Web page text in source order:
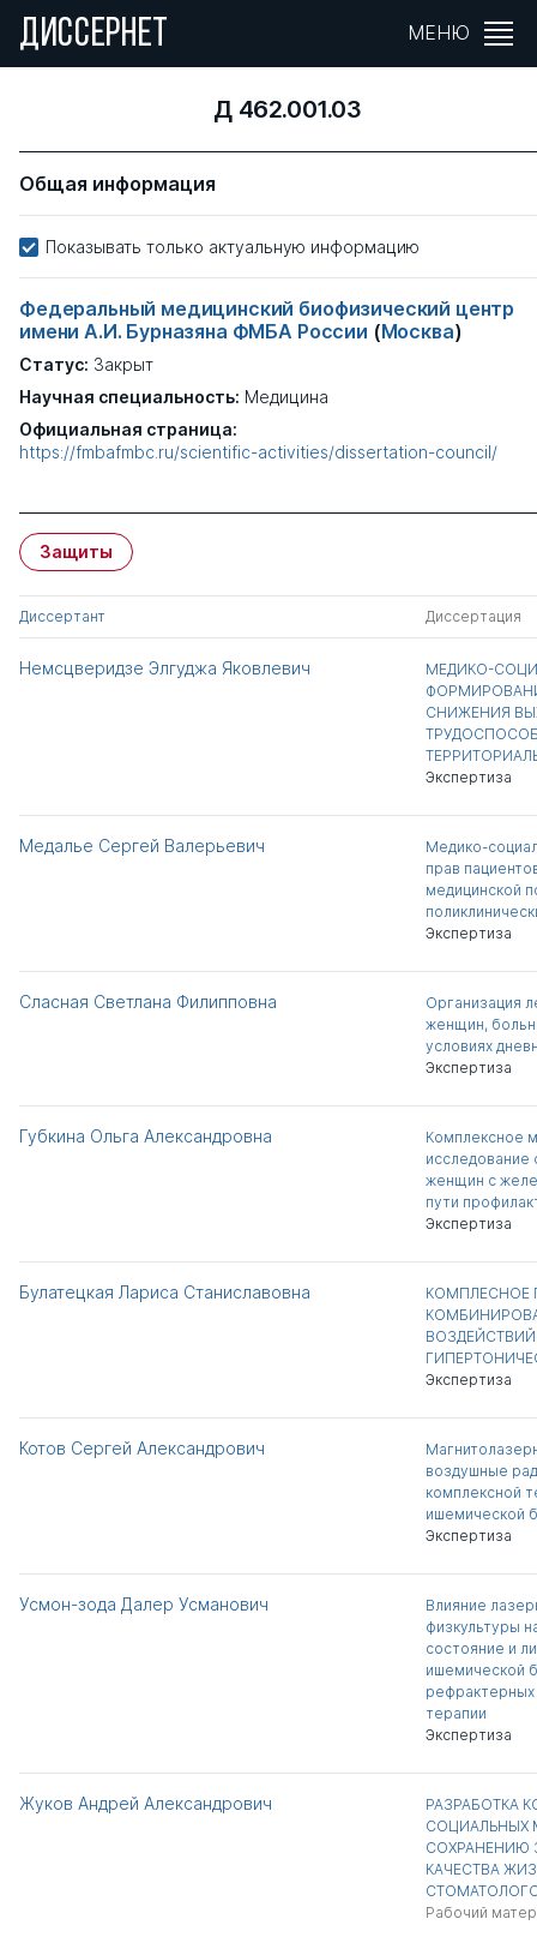
ДИССЕРНЕТ МЕНЮ
Д 462.001.03
Общая информация
Показывать только актуальную информацию
Федеральный медицинский биофизический центр
имени А.И. Бурназяна ФМБА России (Москва)
Статус: Закрыт
Научная специальность: Медицина
Официальная страница:
https://fmbafmbc.ru/scientific-activities/dissertation-council/
Защиты
Диссертант Диссертация
Немсцверидзе Элгуджа Яковлевич
МЕДИКО-
СНИЖЕНИЯ
Экспертиза
Медалье Сергей Валерьевич
Медико-
прав
медицинской
Экспертиза
Сласная Светлана Филипповна
Организация
женщин,
условиях
Экспертиза
Губкина Ольга Александровна
Комплексное
исследование
женщин с
пути
Экспертиза
Булатецкая Лариса Станиславовна
КОМПЛЕСНОЕ
Экспертиза
Котов Сергей Александрович
воздушные
комплексной
ишемической
Экспертиза
Усмон-зода Далер Усманович
Влияние
физкультуры
состояние и
ишемической
рефрактерных
терапии
Экспертиза
Жуков Андрей Александрович
РАЗРАБОТКА
СОЦИАЛЬНЫХ
СОХРАНЕНИЮ
КАЧЕСТВА
Рабочий